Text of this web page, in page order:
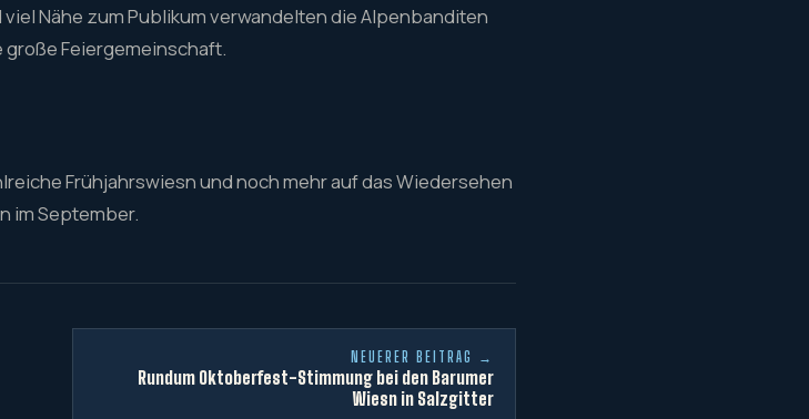
Nähe zum Publikum verwandelten die Alpenbanditen
Feiergemeinschaft.
Frühjahrswiesn und noch mehr auf das Wiedersehen
im September.
NEUERER BEITRAG →
Rundum Oktoberfest-Stimmung bei den Barumer
Wiesn in Salzgitter